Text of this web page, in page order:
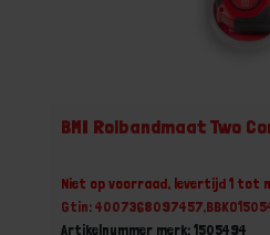
BMI Rolbandmaat Two
Niet op voorraad, levertijd 1 tot
Gtin:
Artikelnummer merk: 1505494